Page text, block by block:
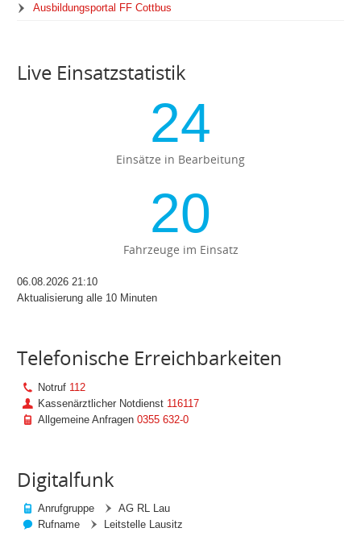
Ausbildungsportal FF Cottbus
Live Einsatzstatistik
24
Einsätze in Bearbeitung
20
Fahrzeuge im Einsatz
06.08.2026 21:10
Aktualisierung alle 10 Minuten
Telefonische Erreichbarkeiten
Notruf 112
Kassenärztlicher Notdienst 116117
Allgemeine Anfragen0355 632-0
Digitalfunk
Anrufgruppe
AG RL Lau
Rufname
Leitstelle Lausitz